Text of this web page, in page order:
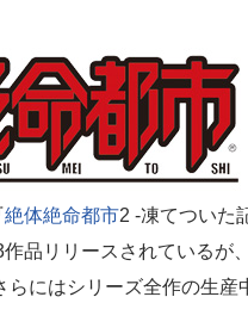
絶体絶命都市2 -凍てついた
品リリースされているが
にはシリーズ全作の生産